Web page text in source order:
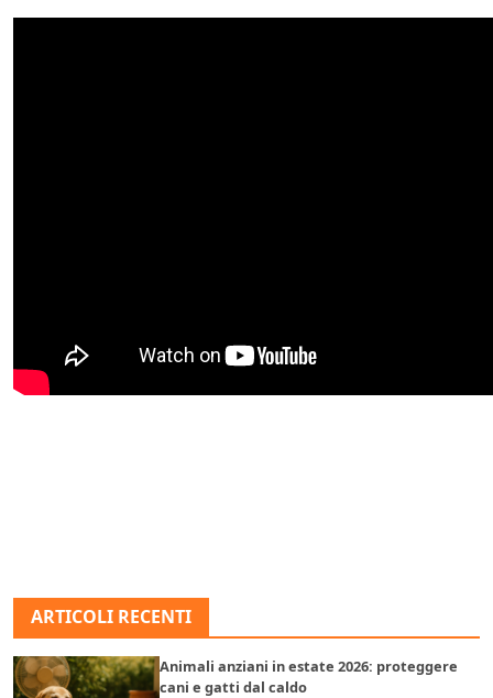
ARTICOLI RECENTI
Animali anziani in estate 2026: proteggere
cani e gatti dal caldo